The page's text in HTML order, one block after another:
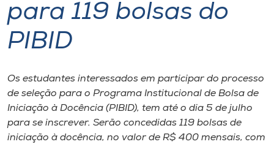
Atendimento ao Estudante
Portal de Ensino
A
Unoesc
Internacionalização
para 119 bolsas do
PIBID
Os estudantes interessados em participar do processo
de seleção para o Programa Institucional de Bolsa de
Iniciação à Docência (PIBID), tem até o dia 5 de julho
para se inscrever. Serão concedidas 119 bolsas de
iniciação à docência, no valor de R$ 400 mensais, com